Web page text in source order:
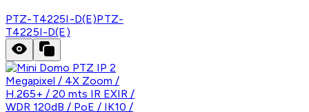
PTZ-T4225I-D(E)PTZ-
T4225I-D(E)